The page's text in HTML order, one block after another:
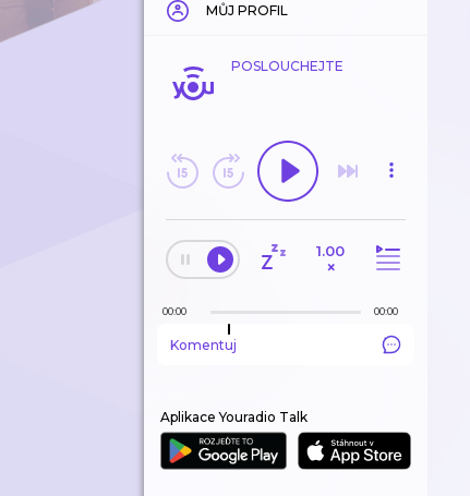
MŮJ PROFIL
POSLOUCHEJTE
1.00
×
00:00 00:00
Komentuj
Aplikace Youradio Talk